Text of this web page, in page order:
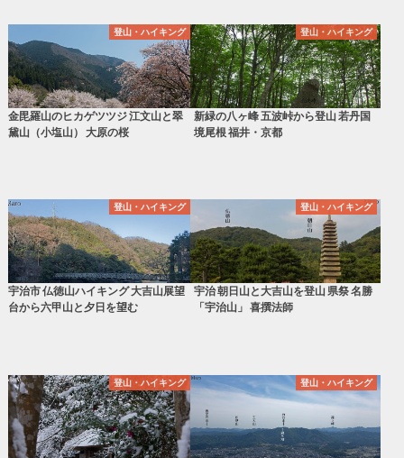
登山・ハイキング
金毘羅山のヒカゲツツジ 江文山と翠
黛山（小塩山） 大原の桜
登山・ハイキング
新緑の八ヶ峰 五波峠から登山 若丹国
境尾根 福井・京都
登山・ハイキング
宇治市 仏徳山ハイキング 大吉山展望
台から六甲山と夕日を望む
登山・ハイキング
宇治 朝日山と大吉山を登山 県祭 名勝
「宇治山」 喜撰法師
登山・ハイキング 登山・ハイキング